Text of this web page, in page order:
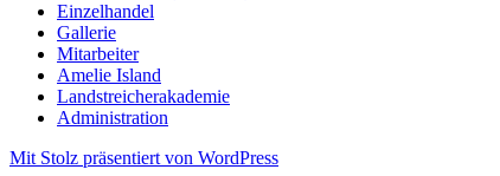
Einzelhandel
Gallerie
Mitarbeiter
Amelie Island
Landstreicherakademie
Administration
Mit Stolz präsentiert von WordPress